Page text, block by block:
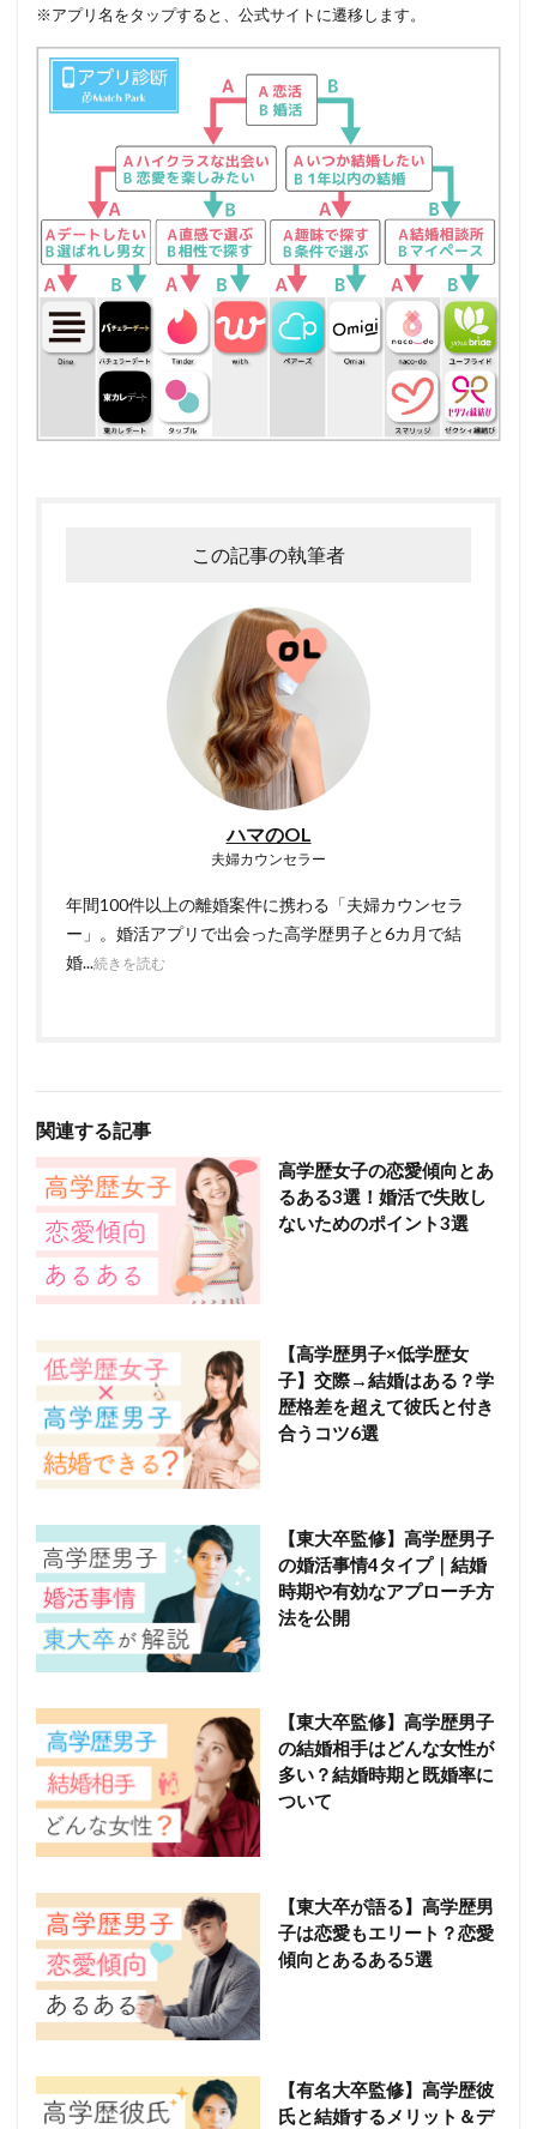
※アプリ名をタップすると、公式サイトに遷移します。
この記事の執筆者
ハマのOL
夫婦カウンセラー
年間100件以上の離婚案件に携わる「夫婦カウンセラ
ー」。婚活アプリで出会った高学歴男子と6カ月で結
婚...続きを読む
関連する記事
高学歴女子の恋愛傾向とあ
るある3選！婚活で失敗し
ないためのポイント3選
【高学歴男子×低学歴女
子】交際→結婚はある？学
歴格差を超えて彼氏と付き
合うコツ6選
【東大卒監修】高学歴男子
の婚活事情4タイプ｜結婚
時期や有効なアプローチ方
法を公開
【東大卒監修】高学歴男子
の結婚相手はどんな女性が
多い？結婚時期と既婚率に
ついて
【東大卒が語る】高学歴男
子は恋愛もエリート？恋愛
傾向とあるある5選
【有名大卒監修】高学歴彼
氏と結婚するメリット＆デ